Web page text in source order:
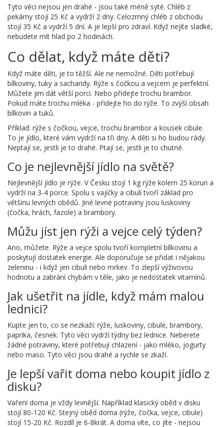
Tyto věci nejsou jen drahé - jsou také méně syté. Chléb z
pekárny stojí 25 Kč a vydrží 2 dny. Celozrnný chléb z obchodu
stojí 35 Kč a vydrží 5 dní. A je lepší pro zdraví. Když nejíte sladké,
nebudete mít hlad po 2 hodinách.
Co dělat, když máte děti?
Když máte děti, je to těžší. Ale ne nemožné. Děti potřebují
bílkoviny, tuky a sacharidy. Rýže s čočkou a vejcem je perfektní.
Můžete jim dát větší porci. Nebo přidejte trochu brambor.
Pokud máte trochu mléka - přidejte ho do rýže. To zvýší obsah
bílkovin a tuků.
Příklad: rýže s čočkou, vejce, trochu brambor a kousek cibule.
To je jídlo, které vám vydrží na tři dny. A děti si ho budou rády.
Neptají se, jestli je to drahé. Ptají se, jestli je to chutné.
Co je nejlevnější jídlo na světě?
Nejlevnější jídlo je rýže. V Česku stojí 1 kg rýže kolem 25 korun a
vydrží na 3-4 porce. Spolu s vajíčky a cibulí tvoří základ pro
většinu levných obědů. Jiné levné potraviny jsou luskoviny
(čočka, hrách, fazole) a brambory.
Můžu jíst jen rýži a vejce celý týden?
Ano, můžete. Rýže a vejce spolu tvoří kompletní bílkovinu a
poskytují dostatek energie. Ale doporučuje se přidat i nějakou
zeleninu - i když jen cibuli nebo mrkev. To zlepší výživovou
hodnotu a zabrání chybám v těle, jako je nedostatek vitamínů.
Jak ušetřit na jídle, když mám malou
lednici?
Kupte jen to, co se nezkaží: rýže, luskoviny, cibule, brambory,
paprika, česnek. Tyto věci vydrží týdny bez lednice. Neberete
žádné potraviny, které potřebují chlazení - jako mléko, jogurty
nebo maso. Tyto věci jsou drahé a rychle se zkaží.
Je lepší vařit doma nebo koupit jídlo z
disku?
Vaření doma je vždy levnější. Například klasický oběd v disku
stojí 80-120 Kč. Stejný oběd doma (rýže, čočka, vejce, cibule)
stojí 15-20 Kč. Rozdíl je 6-8krát. A doma víte, co jíte - nejsou